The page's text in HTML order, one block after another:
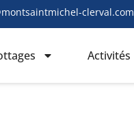
clerval.com
Activités